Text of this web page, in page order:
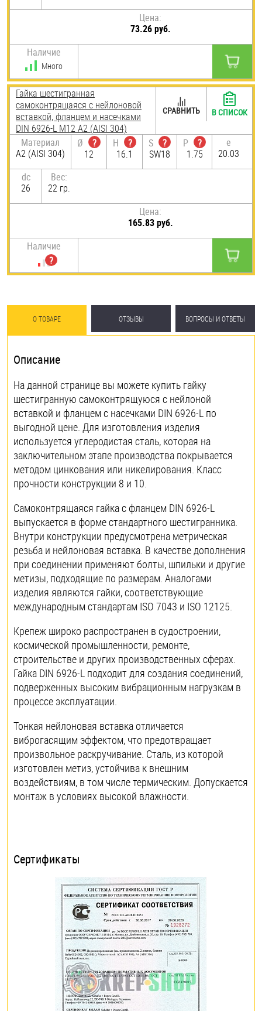
Цена:
73.26 руб.
Наличие
Много
Гайка шестигранная
самоконтрящаяся с нейлоновой
вставкой, фланцем и насечками
DIN 6926-L М12 А2 (AISI 304)
Материал
А2 (AISI 304)
Ø
?
12
H
?
16.1
S
?
SW18
P
?
1.75
e
20.03
dc
26
Вес:
22 гр.
Цена:
165.83 руб.
Наличие
СРАВНИТЬ В СПИСОК
О ТОВАРЕ ОТЗЫВЫ ВОПРОСЫ И ОТВЕТЫ
Описание
На данной странице вы можете купить гайку
шестигранную самоконтрящуюся с нейлоной
вставкой и фланцем с насечками DIN 6926-L по
выгодной цене. Для изготовления изделия
используется углеродистая сталь, которая на
заключительном этапе производства покрывается
методом цинкования или никелирования. Класс
прочности конструкции 8 и 10.
Самоконтрящаяся гайка с фланцем DIN 6926-L
выпускается в форме стандартного шестигранника.
Внутри конструкции предусмотрена метрическая
резьба и нейлоновая вставка. В качестве дополнения
при соединении применяют болты, шпильки и другие
метизы, подходящие по размерам. Аналогами
изделия являются гайки, соответствующие
международным стандартам ISO 7043 и ISO 12125.
Крепеж широко распространен в судостроении,
космической промышленности, ремонте,
строительстве и других производственных сферах.
Гайка DIN 6926-L подходит для создания соединений,
подверженных высоким вибрационным нагрузкам в
процессе эксплуатации.
Тонкая нейлоновая вставка отличается
виброгасящим эффектом, что предотвращает
произвольное раскручивание. Сталь, из которой
изготовлен метиз, устойчива к внешним
воздействиям, в том числе термическим. Допускается
монтаж в условиях высокой влажности.
Сертификаты